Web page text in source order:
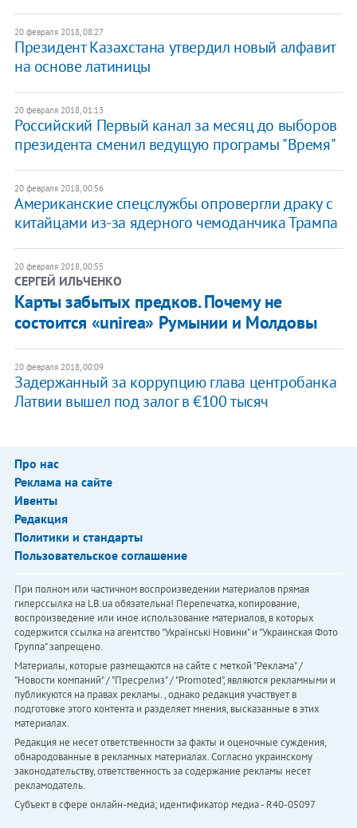
20 февраля 2018, 08:27
Президент Казахстана утвердил новый алфавит
на основе латиницы
20 февраля 2018, 01:13
Российский Первый канал за месяц до выборов
президента сменил ведущую програмы "Время"
20 февраля 2018, 00:56
Американские спецслужбы опровергли драку с
китайцами из-за ядерного чемоданчика Трампа
20 февраля 2018, 00:55
СЕРГЕЙ ИЛЬЧЕНКО
​Карты забытых предков. Почему не
состоится «unirea» Румынии и Молдовы
20 февраля 2018, 00:09
Задержанный за коррупцию глава центробанка
Латвии вышел под залог в €100 тысяч
Про нас
Реклама на сайте
Ивенты
Редакция
Политики и стандарты
Пользовательское соглашение
При полном или частичном воспроизведении материалов прямая
гиперссылка на LB.ua обязательна! Перепечатка, копирование,
воспроизведение или иное использование материалов, в которых
содержится ссылка на агентство "Українськi Новини" и "Украинская Фото
Группа" запрещено.
Материалы, которые размещаются на сайте с меткой "Реклама" /
"Новости компаний" / "Пресрелиз" / "Promoted", являются рекламными и
публикуются на правах рекламы. , однако редакция участвует в
подготовке этого контента и разделяет мнения, высказанные в этих
материалах.
Редакция не несет ответственности за факты и оценочные суждения,
обнародованные в рекламных материалах. Согласно украинскому
законодательству, ответственность за содержание рекламы несет
рекламодатель.
Субъект в сфере онлайн-медиа; идентификатор медиа - R40-05097